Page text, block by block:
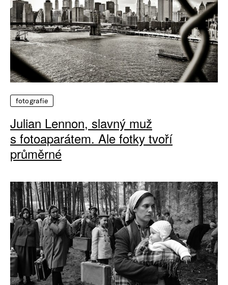
fotografie
Julian Lennon, slavný muž
s fotoaparátem. Ale fotky tvoří
průměrné